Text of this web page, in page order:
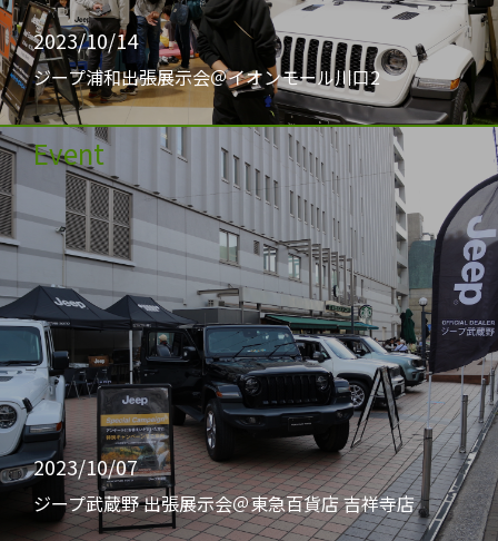
2023/10/14
ジープ浦和出張展示会＠イオンモール川口2
Event
2023/10/07
ジープ武蔵野 出張展示会＠東急百貨店 吉祥寺店